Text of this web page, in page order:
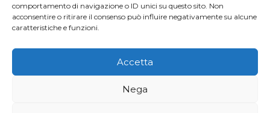
comportamento di navigazione o ID unici su questo sito. Non
acconsentire o ritirare il consenso può influire negativamente su alcune
caratteristiche e funzioni.
Accetta
Nega
Accademia Arte e Spettacolo